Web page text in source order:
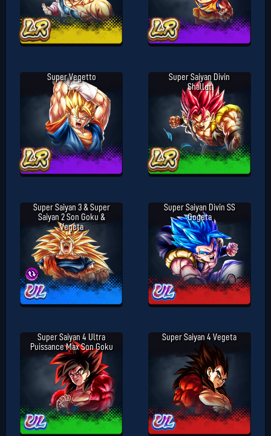
Super Vegetto
Super Saiyan Divin
Shallet
Super Saiyan 3 & Super
Saiyan 2 Son Goku &
Vegeta
Super Saiyan Divin SS
Gogeta
Super Saiyan 4 Ultra
Puissance Max Son Goku
Super Saiyan 4 Vegeta